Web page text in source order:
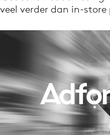
Menu
Home
9 sept: GenAI-training
veel verder dan in-